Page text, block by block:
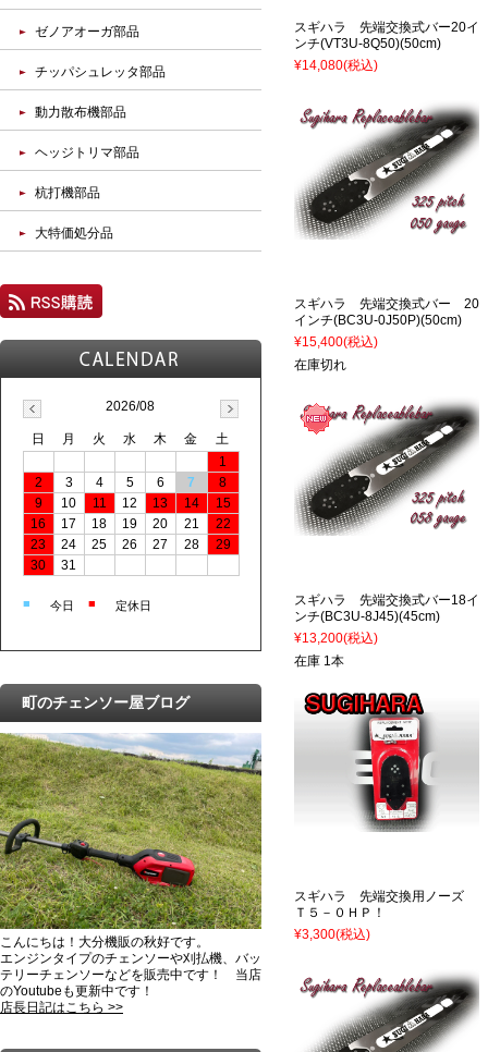
スギハラ 先端交換式バー20イ
ンチ(VT3U-8Q50)(50cm)
¥14,080(税込)
スギハラ 先端交換式バー 20
インチ(BC3U-0J50P)(50cm)
¥15,400(税込)
在庫切れ
スギハラ 先端交換式バー18イ
ンチ(BC3U-8J45)(45cm)
¥13,200(税込)
在庫 1本
スギハラ 先端交換用ノーズ
Ｔ５－０ＨＰ！
¥3,300(税込)
ゼノアオーガ部品
チッパシュレッタ部品
動力散布機部品
ヘッジトリマ部品
杭打機部品
大特価処分品
2026/08
日 月 火 水 木 金
土
1
2
3 4 5 6 7
8
9
10 11 12 13 14
15
16
17 18 19 20 21
22
23
24 25 26 27 28
29
30
31
■ 今日 ■ 定休日
町のチェンソー屋ブログ
こんにちは！大分機販の秋好です。
エンジンタイプのチェンソーや刈払機、バッ
テリーチェンソーなどを販売中です！ 当店
のYoutubeも更新中です！
店長日記はこちら >>